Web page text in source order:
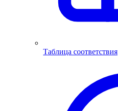
Таблица соответствия